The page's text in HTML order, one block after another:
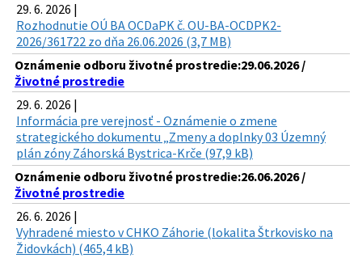
29. 6. 2026 |
Rozhodnutie OÚ BA OCDaPK č. OU-BA-OCDPK2-
2026/361722 zo dňa 26.06.2026 (3,7 MB)
Oznámenie odboru životné prostredie:29.06.2026 /
Životné prostredie
29. 6. 2026 |
Informácia pre verejnosť - Oznámenie o zmene
strategického dokumentu „Zmeny a doplnky 03 Územný
plán zóny Záhorská Bystrica-Krče (97,9 kB)
Oznámenie odboru životné prostredie:26.06.2026 /
Životné prostredie
26. 6. 2026 |
Vyhradené miesto v CHKO Záhorie (lokalita Štrkovisko na
Židovkách) (465,4 kB)